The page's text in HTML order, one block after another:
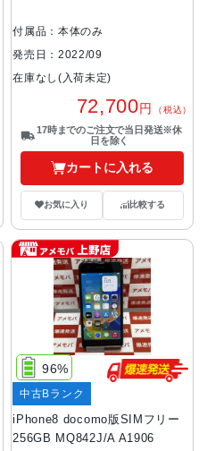
付属品：本体のみ
発売日：2022/09
在庫なし(入荷未定)
72,700円 （税込）
17時までのご注文で当日発送※休
日を除く
カートに入れる
お気に入り 比較する
iPhone8 docomo版SIMフリー
256GB MQ842J/A A1906
96%
中古Bランク